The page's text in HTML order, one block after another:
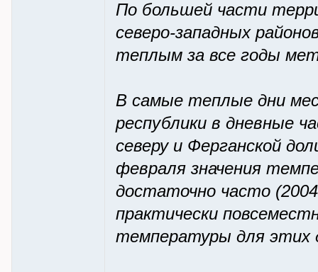
По большей части
северо-западных
теплым за все годы
В самые теплые дни
республики в дневные
северу и Ферганской
февраля значения
достаточно часто
практически
температуры для этих